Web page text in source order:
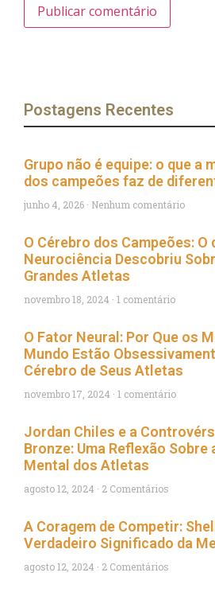
Postagens Recentes
Grupo não é equipe: o que a
dos campeões faz de
junho 4, 2026 Nenhum comentário
O Cérebro dos Campeões: O
Neurociência Descobriu
Grandes Atletas
novembro 18, 2024 1 comentário
O Fator Neural: Por Que os
Mundo Estão
Cérebro de Seus Atletas
novembro 17, 2024 1 comentário
Jordan Chiles e a
Bronze: Uma Reflexão Sobre
Mental dos Atletas
agosto 12, 2024 2 Comentários
A Coragem de Competir:
Verdadeiro Significado da
agosto 12, 2024 2 Comentários